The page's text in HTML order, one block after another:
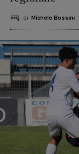
di Michele Bossini